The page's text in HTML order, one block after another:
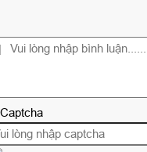
Captcha